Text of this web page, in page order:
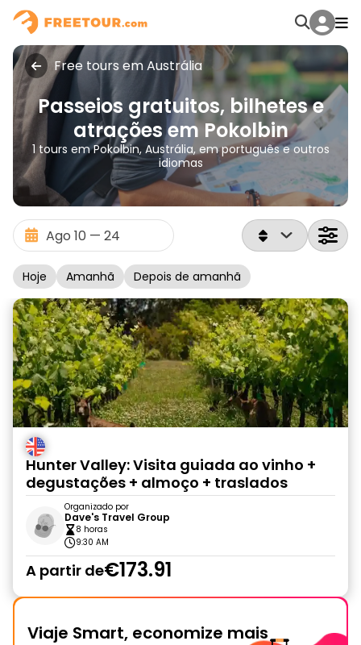
Free tours em Austrália
Passeios gratuitos, bilhetes e
atrações em Pokolbin
1 tours em Pokolbin, Austrália, em português e outros
idiomas
Hoje Amanhã Depois de amanhã
Hunter Valley: Visita guiada ao vinho +
degustações + almoço + traslados
Organizado por
Dave's Travel Group
8 horas
9:30 AM
A partir de€173.91
Viaje Smart, economize mais